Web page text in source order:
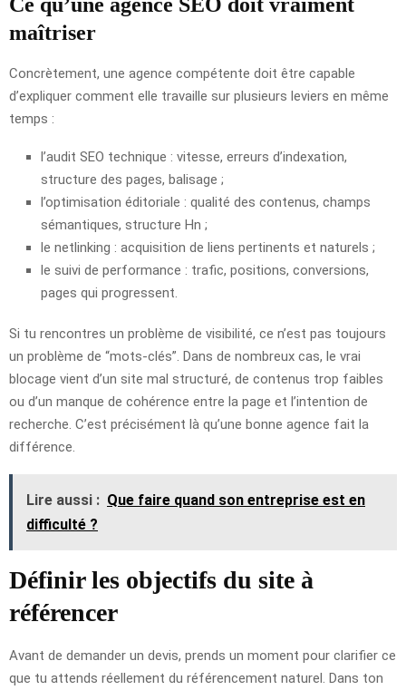
maîtriser
Concrètement, une agence compétente doit être capable
d’expliquer comment elle travaille sur plusieurs leviers en même
temps :
l’audit SEO technique : vitesse, erreurs d’indexation,
structure des pages, balisage ;
l’optimisation éditoriale : qualité des contenus, champs
sémantiques, structure Hn ;
le netlinking : acquisition de liens pertinents et naturels ;
le suivi de performance : trafic, positions, conversions,
pages qui progressent.
Si tu rencontres un problème de visibilité, ce n’est pas toujours
un problème de “mots-clés”. Dans de nombreux cas, le vrai
blocage vient d’un site mal structuré, de contenus trop faibles
ou d’un manque de cohérence entre la page et l’intention de
recherche. C’est précisément là qu’une bonne agence fait la
différence.
Lire aussi : Que faire quand son entreprise est en
difficulté ?
Définir les objectifs du site à
référencer
Avant de demander un devis, prends un moment pour clarifier ce
que tu attends réellement du référencement naturel. Dans ton